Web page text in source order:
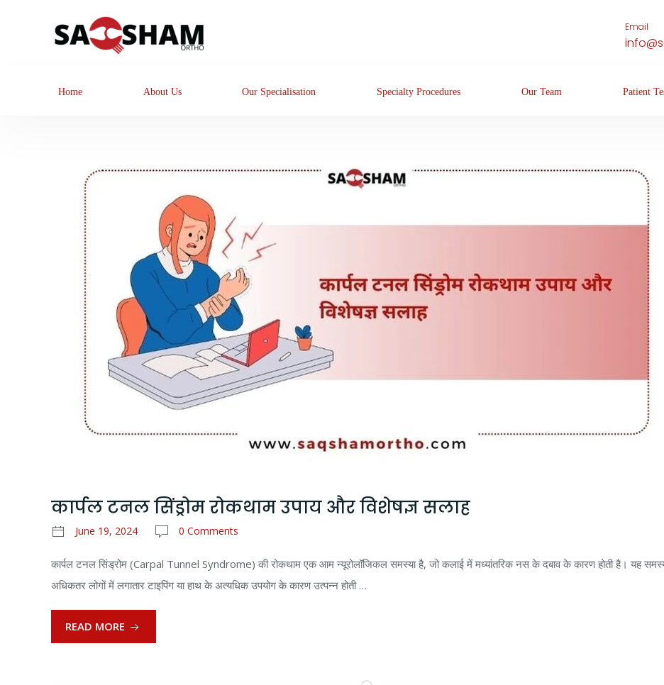
Email
Home About Us Our Specialisation Specialty Procedures Our Team Patient
कार्पल टनल सिंड्रोम रोकथाम उपाय और विशेषज्ञ सलाह
June 19, 2024 0 Comments
कार्पल टनल सिंड्रोम (Carpal Tunnel Syndrome) की रोकथाम एक आम न्यूरोलॉजिकल समस्या है, जो कलाई में मध्यांतरिक नस के दबाव के कारण होती है। यह
अधिकतर लोगों में लगातार टाइपिंग या हाथ के अत्यधिक उपयोग के कारण उत्पन्न होती …
READ MORE